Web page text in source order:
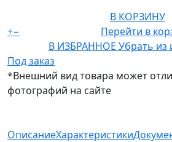
В КОРЗИНУ
+−
Перейти в
В ИЗБРАННОЕ Убрать из
Под заказ
*Внешний вид товара может
фотографий на сайте
ОписаниеХарактеристики